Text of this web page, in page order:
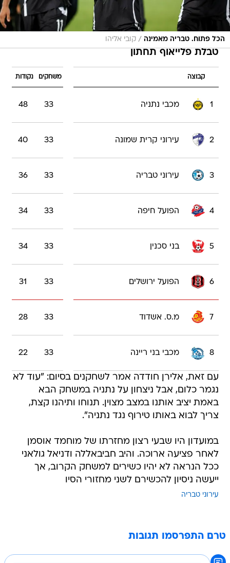
הכל פתוח. טבריה מאמינה / קובי אליהו
טבלת פלייאוף תחתון
קבוצה משחקים נקודות
1 מכבי נתניה 33
48
2 עירוני קרית שמונה 33
40
3 עירוני טבריה 33
36
4 הפועל חיפה 33
34
5 בני סכנין 33
34
6 הפועל ירושלים 33
31
7 מ.ס. אשדוד 33
28
8 מכבי בני ריינה 33
22
עם זאת, אלירן חודדה אמר לשחקנים בסיום: "עוד לא
נגמר כלום, אבל ניצחון על נתניה במשחק הבא
באמת יציב אותנו במצב מצוין. תנוחו ותיהנו קצת,
צריך לבוא באותו טירוף נגד נתניה".
במועדון היו שבעי רצון מחזרתו של מוחמד אוסמן
לאחר פציעה ארוכה. והיב חביבאללה ודניאל גולאני
ככל הנראה לא יהיו כשירים למשחק הקרוב, אך
ייעשה ניסיון להכשירם לשני מחזורי הסיו
עירוני טבריה
טרם התפרסמו תגובות